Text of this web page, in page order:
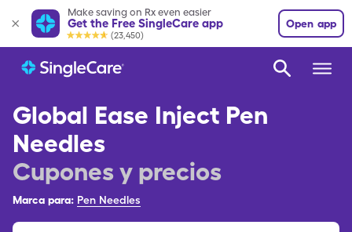
Make saving on Rx even easier
Get the Free SingleCare app
(23,450)
Open app
Global Ease Inject Pen
Needles
Cupones y precios
Marca para: Pen Needles